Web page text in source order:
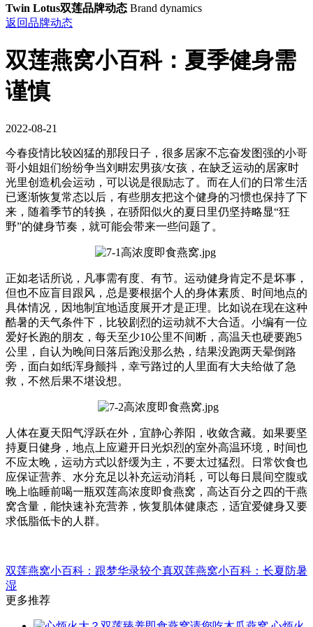
Twin Lotus双莲品牌动态 Brand dynamics
返回品牌动态
双莲燕窝小百科：夏季健身需
谨慎
2022-08-21
今春疫情比较凶猛的那段日子，很多居家不忘奋发图强的小哥
哥小姐姐们纷纷争当刘畊宏男孩/女孩，在缺乏运动的居家时
光里创造机会运动，可以说是很励志了。而在人们的日常生活
已逐渐恢复常态以后，有些朋友把这个健身的习惯也保持了下
来，随着季节的转换，在骄阳似火的夏日里仍坚持略显“狂
野”的健身节奏，就可能会带来一些问题了。
正如老话所说，凡事需有度、有节。运动健身肯定不是坏事，
但也不应盲目跟风，总是要根据个人的身体素质、时间地点的
具体情况，因地制宜地适度展开才是正理。比如说在现在这种
酷暑的天气条件下，比较剧烈的运动就不大合适。小编有一位
爱好长跑的朋友，每天至少10公里不间断，高温天也硬要跑5
公里，自认为晚间日落后跑没那么热，结果没跑两天晕倒路
旁，面白如纸浑身颤抖，幸亏路过的人里面有大夫给做了急
救，不然后果不堪设想。
人体在夏天阳气浮跃在外，宜静心养阳，收敛含藏。如果要坚
持夏日健身，地点上应避开日光炽烈的室外高温环境，时间也
不应太晚，运动方式以舒缓为主，不要太过猛烈。日常饮食也
应保证营养、水分充足以补充运动消耗，可以每日晨间空腹或
晚上临睡前喝一瓶双莲高浓度即食燕窝，高达百分之四的干燕
窝含量，能快速补充营养，恢复肌体健康态，适宜爱健身又要
求低脂低卡的人群。
双莲燕窝小百科：跟梦华录较个真双莲燕窝小百科：长夏防暑
湿
更多推荐